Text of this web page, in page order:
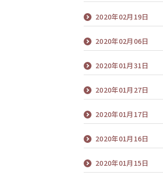
2020年02月19日
2020年02月06日
2020年01月31日
2020年01月27日
2020年01月17日
2020年01月16日
2020年01月15日